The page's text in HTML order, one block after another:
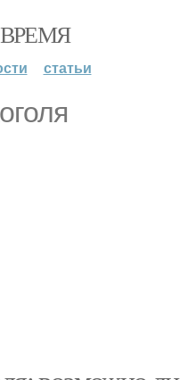
статьи